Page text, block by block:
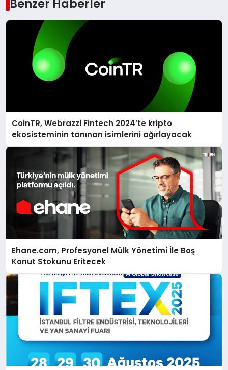
Benzer Haberler
CoinTR, Webrazzi Fintech 2024’te kripto
ekosisteminin tanınan isimlerini ağırlayacak
Ehane.com, Profesyonel Mülk Yönetimi İle Boş
Konut Stokunu Eritecek